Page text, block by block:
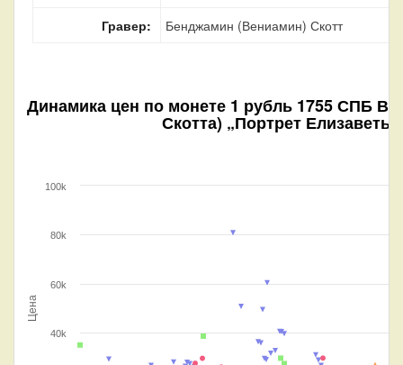
Гравер:
Бенджамин (Вениамин) Скотт
Динамика цен по монете 1 рубль 1755 СПБ
Скотта) „Портрет
Цена
40k
60k
80k
100k